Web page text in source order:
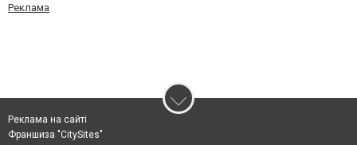
Реклама
Реклама на сайті
Франшиза "CitySites"